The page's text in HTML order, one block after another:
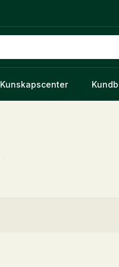
Kunskapscenter